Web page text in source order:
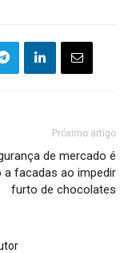
Próximo artigo
de mercado é
a facadas ao impedir
furto de chocolates